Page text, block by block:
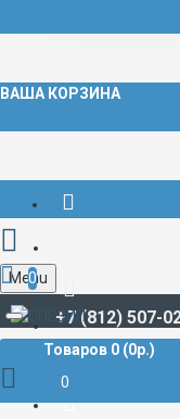
ВАША КОРЗИНА
+7 (812) 507-
Menu
0
Товаров 0 (0р.)
0